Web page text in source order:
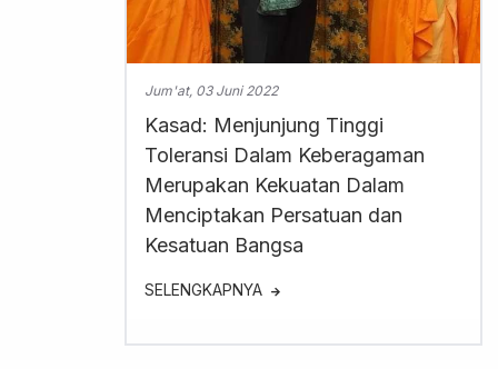
Jum'at, 03 Juni 2022
Kasad: Menjunjung Tinggi
Toleransi Dalam Keberagaman
Merupakan Kekuatan Dalam
Menciptakan Persatuan dan
Kesatuan Bangsa
SELENGKAPNYA